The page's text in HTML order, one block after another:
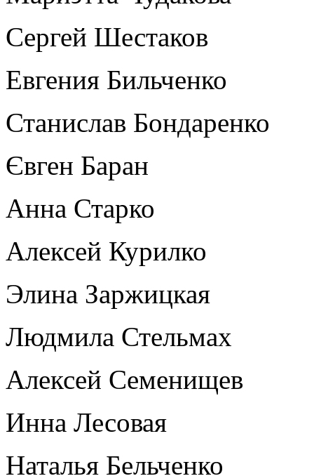
Сергей Шестаков
Евгения Бильченко
Станислав Бондаренко
Євген Баран
Анна Старко
Алексей Курилко
Элина Заржицкая
Людмила Стельмах
Алексей Семенищев
Инна Лесовая
Наталья Бельченко